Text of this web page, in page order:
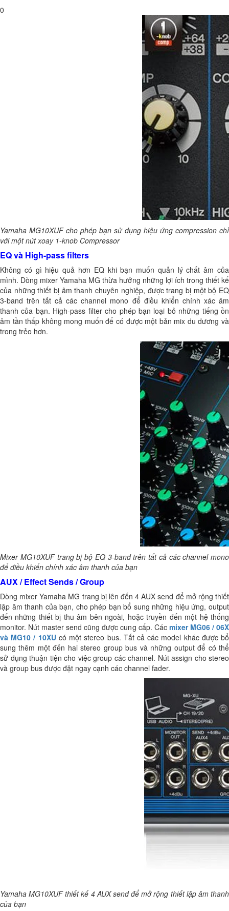
0
Yamaha MG10XUF cho phép bạn sử dụng hiệu ứng compression chỉ
với một nút xoay 1-knob Compressor
EQ và High-pass filters
Không có gì hiệu quả hơn EQ khi bạn muốn quản lý chất âm của
mình. Dòng mixer Yamaha MG thừa hưởng những lợi ích trong thiết kế
của những thiết bị âm thanh chuyên nghiệp, được trang bị một bộ EQ
3-band trên tất cả các channel mono để điều khiển chính xác âm
thanh của bạn. High-pass filter cho phép bạn loại bỏ những tiếng ồn
âm tần thấp không mong muốn để có được một bản mix du dương và
trong trẻo hơn.
Mixer MG10XUF trang bị bộ EQ 3-band trên tất cả các channel mono
để điều khiển chính xác âm thanh của bạn
AUX / Effect Sends / Group
Dòng mixer Yamaha MG trang bị lên đến 4 AUX send để mở rộng thiết
lập âm thanh của bạn, cho phép bạn bổ sung những hiệu ứng, output
đến những thiết bị thu âm bên ngoài, hoặc truyền đến một hệ thống
monitor. Nút master send cũng được cung cấp. Các mixer MG06 / 06X
và MG10 / 10XU có một stereo bus. Tất cả các model khác được bổ
sung thêm một đến hai stereo group bus và những output để có thể
sử dụng thuận tiện cho việc group các channel. Nút assign cho stereo
và group bus được đặt ngay cạnh các channel fader.
Yamaha MG10XUF thiết kế 4 AUX send để mở rộng thiết lập âm thanh
của bạn